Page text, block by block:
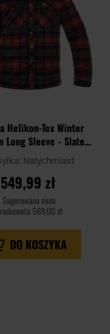
Helikon-Tex Winter
Long Sleeve - Slate
Crimson Plaid
Natychmiast
549,99 zł
Sugerowana cena
569,00 zł
DO KOSZYKA